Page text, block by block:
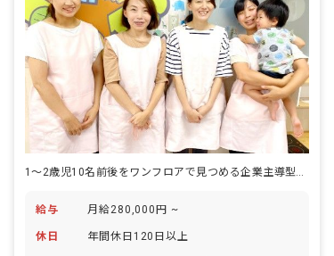
1〜2歳児10名前後をワンフロアで見つめる企業主導型保育園。休日は異年齢のにぎやかさが生まれます。
給与 月給280,000円 ~
休日 年間休日120日以上